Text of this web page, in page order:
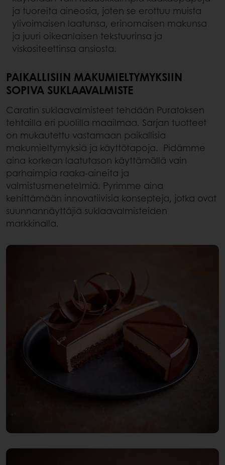
ja tuoreita aineosia, joten se erottuu muista
ylivoimaisen laatunsa, erinomaisen makunsa
ja juuri oikeanlaisen tekstuurinsa ja
viskositeettinsa ansiosta.
PAIKALLISIIN MAKUMIELTYMYKSIIN
SOPIVA SUKLAAVALMISTE
Caratin suklaavalmisteet tehdään Puratoksen
tehtailla eri puolilla maailmaa. Sarjan tuotteet
on mukautettu vastamaan paikallisia
makumieltymyksiä ja käyttötapoja. Pidämme
aina korkean laatutason käyttämällä vain
parhaimpia raaka-aineita ja
valmistusmenetelmiä. Pyrimme aina
kehittämään innovatiivisia konsepteja, jotka ovat
suunnannäyttäjiä suklaavalmisteiden
markkinalla.